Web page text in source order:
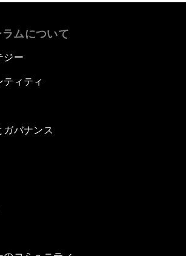
ムについて
ジー
ィティ
ガバナンス